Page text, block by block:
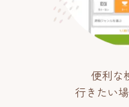
便利な
行きたい